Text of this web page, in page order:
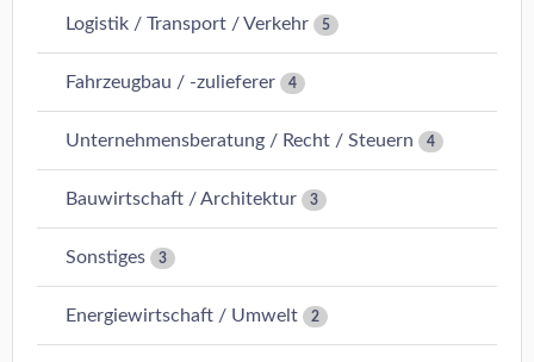
Logistik / Transport / Verkehr 5
Fahrzeugbau / -zulieferer 4
Unternehmensberatung / Recht / Steuern 4
Bauwirtschaft / Architektur 3
Sonstiges 3
Energiewirtschaft / Umwelt 2